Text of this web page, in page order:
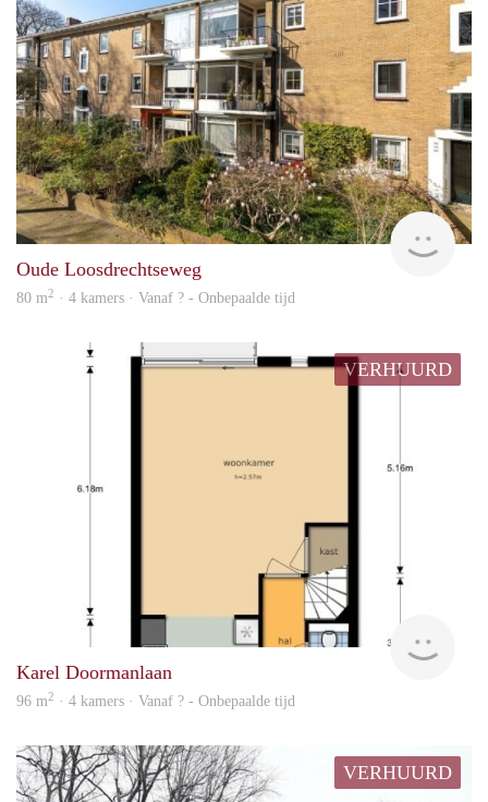
rent
Oude Loosdrechtseweg
80 m2 · 4 kamers · Vanaf ? - Onbepaalde tijd
VERHUURD
Karel Doormanlaan
96 m2 · 4 kamers · Vanaf ? - Onbepaalde tijd
VERHUURD